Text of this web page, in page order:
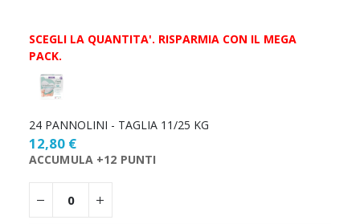
SCEGLI LA QUANTITA'. RISPARMIA CON IL MEGA
PACK.
Scegli
24 PANNOLINI - TAGLIA 11/25 KG
12,80 €
ACCUMULA +12 PUNTI